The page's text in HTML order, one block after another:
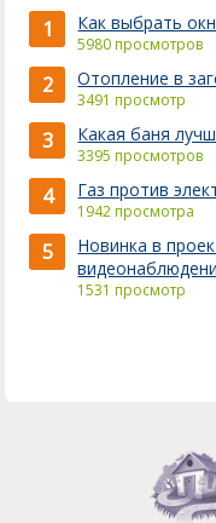
1 Как выбрать
5980 просмотров
2 Отопление в
3491 просмотр
3 Какая баня
3395 просмотров
4 Газ против
1942 просмотра
5
Новинка в
1531 просмотр